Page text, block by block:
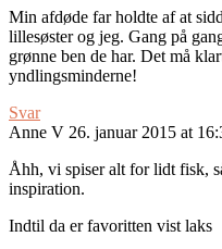
Min afdøde far holdte af at
lillesøster og jeg. Gang på
grønne ben de har. Det må
yndlingsminderne!
Svar
Anne V 26. januar 2015 at
Åhh, vi spiser alt for lidt fisk,
inspiration.
Indtil da er favoritten vist laks